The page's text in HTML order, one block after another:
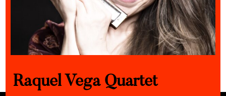
Raquel Vega Quartet